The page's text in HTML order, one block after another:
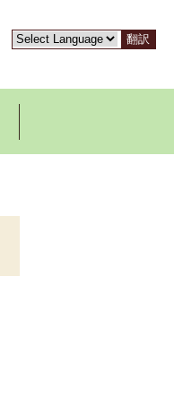
翻訳